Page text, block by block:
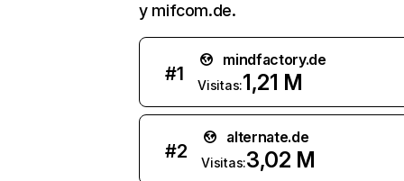
y mifcom.de.
#1
mindfactory.de
Visitas:1,21 M
#2
alternate.de
Visitas:3,02 M